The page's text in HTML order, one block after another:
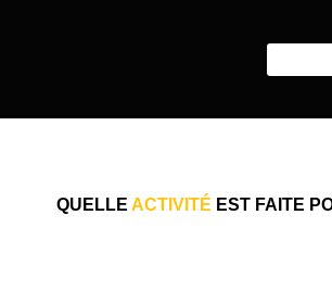
QUELLE ACTIVITÉ EST FAITE